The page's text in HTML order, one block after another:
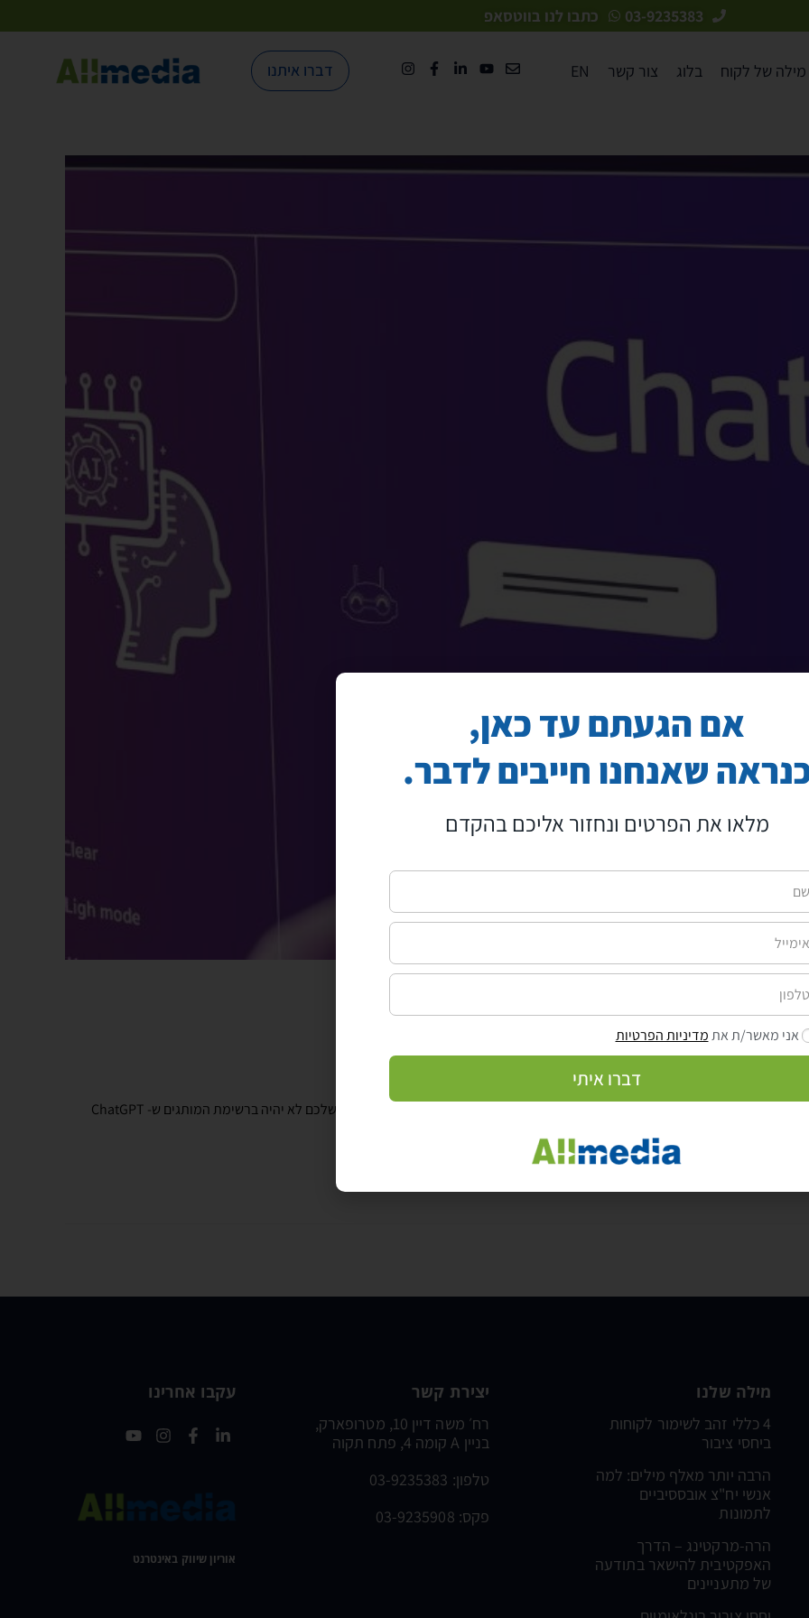
03-9235383 כתבו לנו בווטסאפ
מילה של לקוח בלוג צור קשר EN דברו איתנו
הוסף כותרת - 2
הצ'אטבוטים לבינה מלאכותית
גוגל כבר לא לבד. צרכנים שואלים ומתייעצים יותר ויותר עם הצ'אטבוטים של הבינה המלאכותית ומקבלים המלצות ורשימות של חברות מובילות. אם המותג שלכם לא יהיה ברשימת המותגים ש- ChatGPT
מילה שלנו
4 כללי זהב לשימור לקוחות
ביחסי ציבור
הרבה יותר מאלף מילים: למה
אנשי יח"צ אובססיביים
לתמונות
הרה-מרקטינג – הדרך
האפקטיבית להישאר בתודעה
של מתעניינים
יצירת קשר
רח׳ משה דיין 10, מטרופארק,
בניין A קומה 4, פתח תקוה
טלפון: 03-9235383
פקס: 03-9235908
עקבו אחרינו
אוריון שיווק באינטרנט ​
אם הגעתם עד כאן,
שאנחנו חייבים לדבר.
מלאו את הפרטים ונחזור אליכם בהקדם
אני מאשר/ת אתמדיניות הפרטיות
דברו איתי